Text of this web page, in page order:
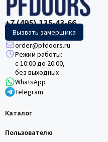
+7 (495) 135-43-66
Вызвать замерщика
order@pfdoors.ru
Режим работы:
с 10:00 до 20:00,
без выходных
WhatsApp
Telegram
Каталог
Пользователю